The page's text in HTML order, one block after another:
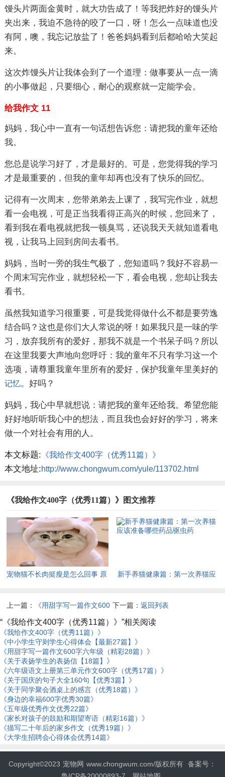
馒头片两面金黄时，就大功告成了！等我把炸好的馒头片
夹出来，我迫不急待的咬了一口，呀！怎么一点味道也没
有阿，噢，我忘记放盐了！爸爸妈妈看到后都哈哈大笑起
来。
这次炸馒头片让我体会到了一个道理：做事要从一点一滴
的小事做起，只要细心，耐心的观察就一定能学会。
给我作文 11
妈妈，我心中一直有一句话想告诉您：请把我的童年还给
我。
您总是说学习好了，才是最好的。可是，您觉得我的学习
才是最重要的，但我的童年却再也没有了快乐的回忆。
记得有一次周末，您带弟弟去上课了，我写完作业，就想
看一会电视，可是正当我看得正高兴的时候，您回来了，
看到我在看电视就把我一顿臭骂，还说我天天就知道看电
视，让我马上回到房间去看书。
妈妈，当时一旁的我生气极了，您知道吗？我好不容易一
个周末写完作业，就想轻松一下，看会电视，您却让我去
看书。
虽然我知道学习很重要，可是我觉得做什么不都是要劳逸
结合吗？这也是你们大人常说的呀！如果我只是一味的学
习，放弃我所有的爱好，那我不就是一个书呆子吗？所以
在这里我要大声地向您呼吁：我的童年不只有学习这一个
选项，请尊重我童年里所有的爱好，保护我童年里美好的
记忆。好吗？
妈妈，我心中早就想说：请把我的童年还给我。希望您能
好好地听听我心中的想法，而且我也会好好的学习，将来
做一个对社会有用的人。
本文标题: 《我给作文400字（优秀11篇）》
本文地址:http://www.chongwum.com/yule/113702.html
《我给作文400字（优秀11篇）》图文推荐
宠物猫不长肉挺瘦是怎么回事 原
新手养猫健康篇：第一次养猫应
上一篇：
《用甜字写一篇作文600
字六年级（精彩28篇）》
下一篇： 返回列表
“《我给作文400字（优秀11篇）》”相关阅读
《我给作文400字（优秀11篇）》
《中小学生守则学生心得体会【最新27篇】》
《用甜字写一篇作文600字六年级（精彩28篇）》
《关于表扬学生的表扬信【18篇】》
《六年级语文上册第三单元作文600字（优秀17篇）》
《关于国庆的句子大全160句【优秀3篇】》
《关于同学聚会酒桌上的感言（优秀18篇）》
《身边的幸福600字优秀30篇》
《五年级优秀作文优秀22篇》
《家长对孩子的鼓励和期望寄语（精彩16篇）》
《描写二十年后的家乡作文（优秀19篇）》
《大学生招聘会心得体会优秀14篇》
Copyright©2023 宠物网 www.chongwum.com/版权所有 备案号：